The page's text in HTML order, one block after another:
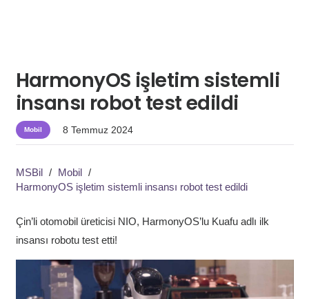
HarmonyOS işletim sistemli
insansı robot test edildi
Mobil 8 Temmuz 2024
MSBil / Mobil /
HarmonyOS işletim sistemli insansı robot test edildi
Çin’li otomobil üreticisi NIO, HarmonyOS’lu Kuafu adlı ilk
insansı robotu test etti!